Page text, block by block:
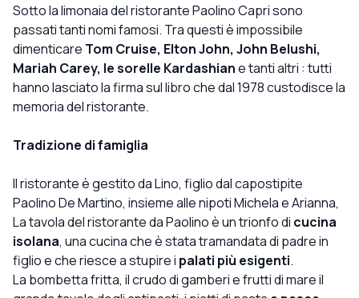
Sotto la limonaia del ristorante Paolino Capri sono
passati tanti nomi famosi. Tra questi è impossibile
dimenticare Tom Cruise, Elton John, John Belushi,
Mariah Carey, le sorelle Kardashiane tanti altri : tutti
hanno lasciato la firma sul libro che dal 1978 custodisce la
memoria del ristorante.
Tradizione di famiglia
Il ristorante è gestito da Lino, figlio dal capostipite
Paolino De Martino, insieme alle nipoti Michela e Arianna,
La tavola del ristorante da Paolino è un trionfo di cucina
isolana, una cucina che è stata tramandata di padre in
figlio e che riesce a stupire i palati più esigenti.
La bombetta fritta, il crudo di gamberi e frutti di mare il